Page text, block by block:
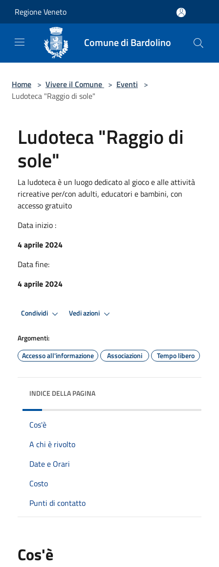
Regione Veneto
Comune di Bardolino
Home > Vivere il Comune > Eventi >
Ludoteca "Raggio di sole"
Ludoteca "Raggio di
sole"
La ludoteca è un luogo dedicato al gioco e alle attività
ricreative per/con adulti, educatori e bambini, con
accesso gratuito
Data inizio :
4 aprile 2024
Data fine:
4 aprile 2024
Condividi Vedi azioni
Argomenti:
Accesso all'informazione
Associazioni Tempo libero
INDICE DELLA PAGINA
Cos'è
A chi è rivolto
Date e Orari
Costo
Punti di contatto
Cos'è